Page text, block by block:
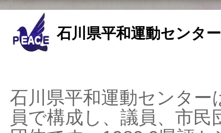
石川県平和運動センタ
石川県平和運動センタ
員で構成し、議員、市